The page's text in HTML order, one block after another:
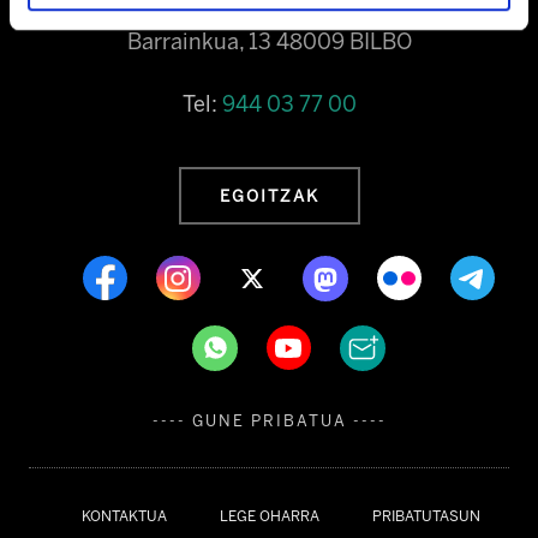
KONTAKTUA LEGE OHARRA PRIBATUTASUN
Barrainkua, 13 48009 BILBO
Tel: 944 03 77 00
EGOITZAK
---- GUNE PRIBATUA ----